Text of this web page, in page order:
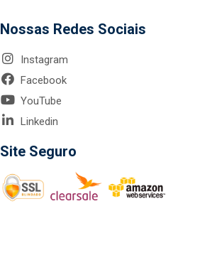
Nossas Redes Sociais
Instagram
Facebook
YouTube
Linkedin
Site Seguro